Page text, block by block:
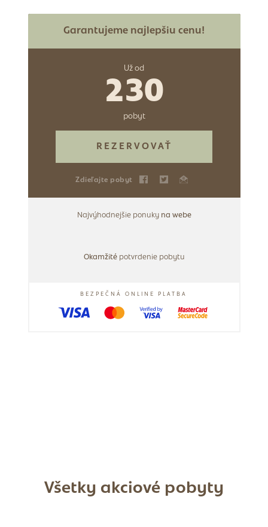
Garantujeme najlepšiu cenu!
Už od
230
pobyt
REZERVOVAŤ
Zdieľajte pobyt
Najvýhodnejšie ponukyna webe
Okamžitépotvrdenie pobytu
BEZPEČNÁ ONLINE PLATBA
Všetky akciové pobyty